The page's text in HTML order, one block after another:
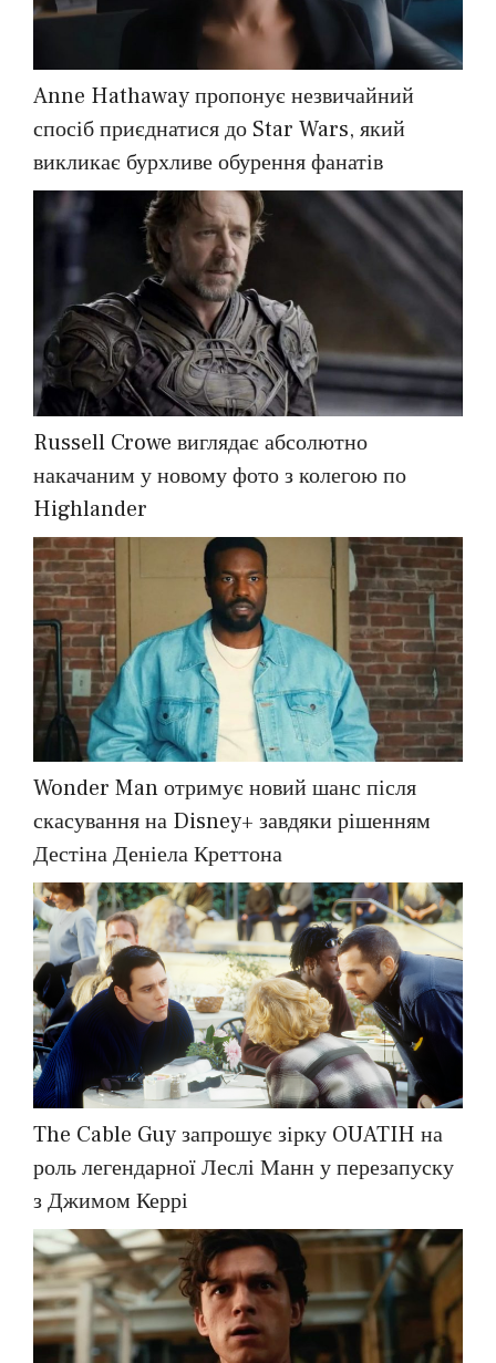
Anne Hathaway пропонує незвичайний
спосіб приєднатися до Star Wars, який
викликає бурхливе обурення фанатів
Russell Crowe виглядає абсолютно
накачаним у новому фото з колегою по
Highlander
Wonder Man отримує новий шанс після
скасування на Disney+ завдяки рішенням
Дестіна Деніела Креттона
The Cable Guy запрошує зірку OUATIH на
роль легендарної Леслі Манн у перезапуску
з Джимом Керрі